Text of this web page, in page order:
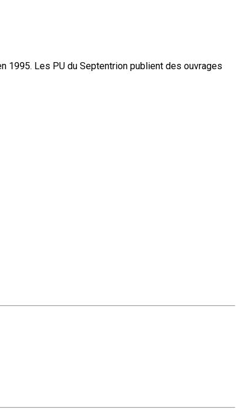
1995. Les PU du Septentrion publient des ouvrages